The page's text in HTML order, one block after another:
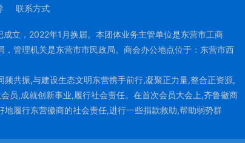
联系方式
立，2022年1月换届。本团体业务主管单位是东营市工商
，管理机关是东营市市民政局。商会办公地点位于：东营市西
频共振,与建设生态文明东营携手前行,凝聚正力量,整合正资源,
员,成就创新事业,履行社会责任。在首次会员大会上,齐鲁徽商
地履行东营徽商的社会责任,进行一些捐款救助,帮助弱势群